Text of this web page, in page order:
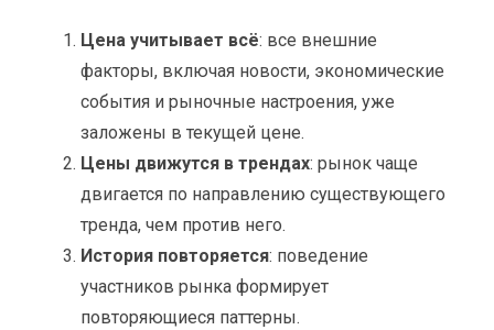
Цена учитывает всё: все внешние
факторы, включая новости, экономические
события и рыночные настроения, уже
заложены в текущей цене.
Цены движутся в трендах: рынок чаще
двигается по направлению существующего
тренда, чем против него.
История повторяется: поведение
участников рынка формирует
повторяющиеся паттерны.